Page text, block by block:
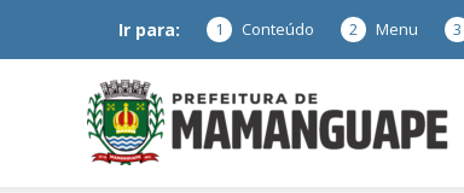
Ir para: 1 Conteúdo 2 Menu 3